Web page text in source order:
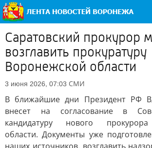
Саратовский прокурор
возглавить прокуратуру
Воронежской области
3 июня 2026, 07:03 СМИ
В ближайшие дни Президент РФ
внесет на согласование в
кандидатуру нового
области. Документы уже